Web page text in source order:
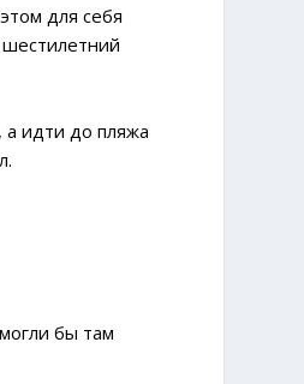
для себя
а идти до пляжа
бы там